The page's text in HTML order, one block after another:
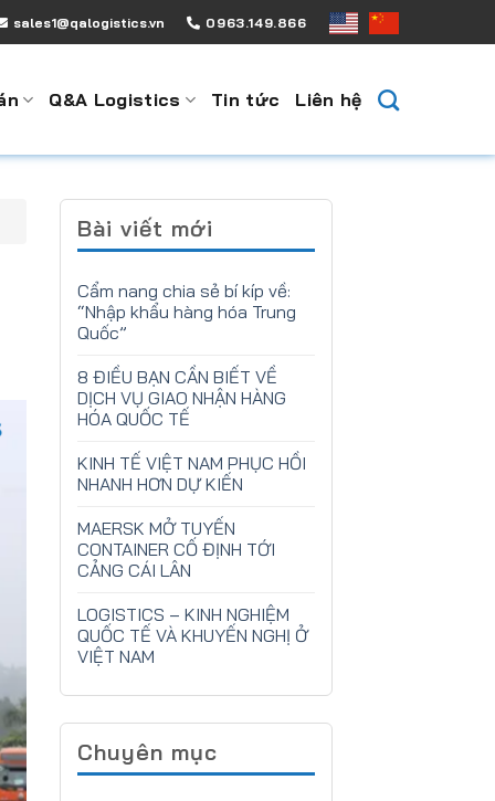
sales1@qalogistics.vn 0963.149.866
Q&A Logistics Tin tức Liên hệ
Bài viết mới
Cẩm nang chia sẻ bí kíp về:
“Nhập khẩu hàng hóa Trung
Quốc”
8 ĐIỀU BẠN CẦN BIẾT VỀ
DỊCH VỤ GIAO NHẬN HÀNG
HÓA QUỐC TẾ
KINH TẾ VIỆT NAM PHỤC HỒI
NHANH HƠN DỰ KIẾN
MAERSK MỞ TUYẾN
CONTAINER CỐ ĐỊNH TỚI
CẢNG CÁI LÂN
LOGISTICS – KINH NGHIỆM
QUỐC TẾ VÀ KHUYẾN NGHỊ Ở
VIỆT NAM
Chuyên mục